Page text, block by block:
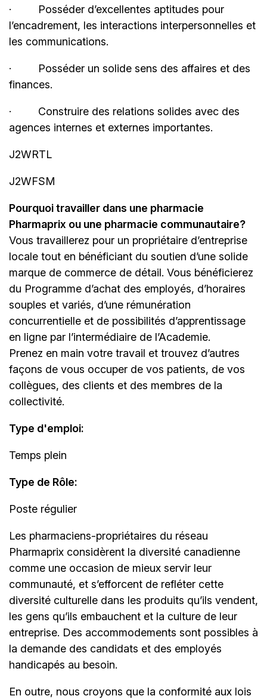
·
Posséder d’excellentes aptitudes pour
l’encadrement, les interactions interpersonnelles et
les communications.
·
Posséder un solide sens des affaires et des
finances.
·
Construire des relations solides avec des
agences internes et externes importantes.
J2WRTL
J2WFSM
Pourquoi travailler dans une pharmacie
Pharmaprix ou une pharmacie communautaire?
Vous travaillerez pour un propriétaire d’entreprise
locale tout en bénéficiant du soutien d’une solide
marque de commerce de détail. Vous bénéficierez
du Programme d’achat des employés, d’horaires
souples et variés, d’une rémunération
concurrentielle et de possibilités d’apprentissage
en ligne par l’intermédiaire de l’Academie.
Prenez en main votre travail et trouvez d’autres
façons de vous occuper de vos patients, de vos
collègues, des clients et des membres de la
collectivité.
Type d'emploi:
Temps plein
Type de Rôle:
Poste régulier
Les pharmaciens-propriétaires du réseau
Pharmaprix considèrent la diversité canadienne
comme une occasion de mieux servir leur
communauté, et s’efforcent de refléter cette
diversité culturelle dans les produits qu’ils vendent,
les gens qu’ils embauchent et la culture de leur
entreprise. Des accommodements sont possibles à
la demande des candidats et des employés
handicapés au besoin.
En outre, nous croyons que la conformité aux lois